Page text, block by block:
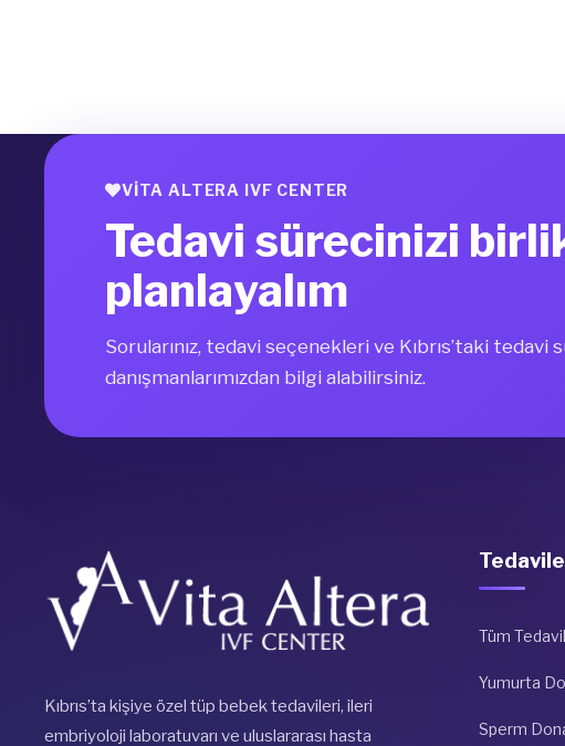
VITA ALTERA IVF CENTER
Tedavi sürecinizi
planlayalım
Sorularınız, tedavi seçenekleri ve Kıbrıs’taki tedavi
danışmanlarımızdan bilgi alabilirsiniz.
Kıbrıs’ta kişiye özel tüp bebek tedavileri, ileri
embriyoloji laboratuvarı ve uluslararası hasta
Tüm
Yumurta
Sperm